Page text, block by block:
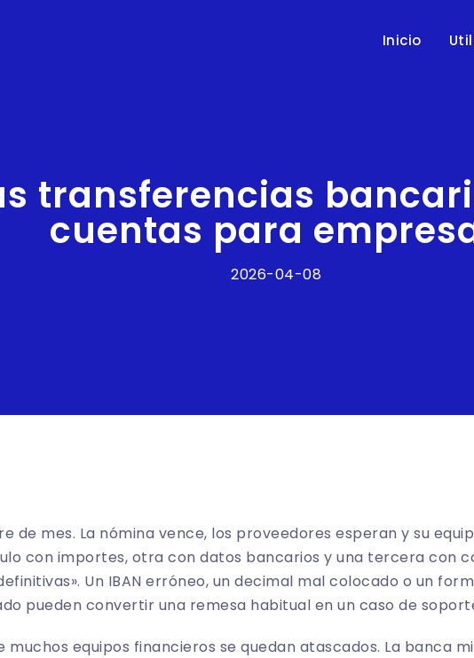
Inicio
transferencias
cuentas para
2026-04-08
de mes. La nómina vence, los proveedores esperan y su
con importes, otra con datos bancarios y una tercera con
Un IBAN erróneo, un decimal mal colocado o un
pueden convertir una remesa habitual en un caso de
muchos equipos financieros se quedan atascados. La banca